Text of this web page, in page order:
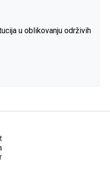
u oblikovanju održivih